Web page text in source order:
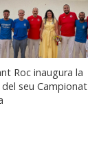
Roc inaugura la
seu Campionat